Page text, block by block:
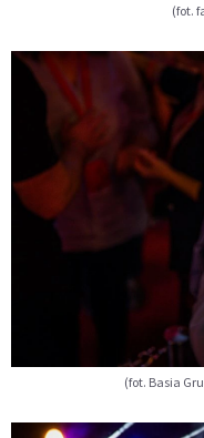
(fot.
(fot. Basia